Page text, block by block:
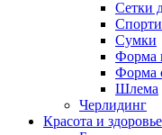
Сетки
Сумки
Форма
Форма
Шлема
Черлидинг
Красота и здоровье